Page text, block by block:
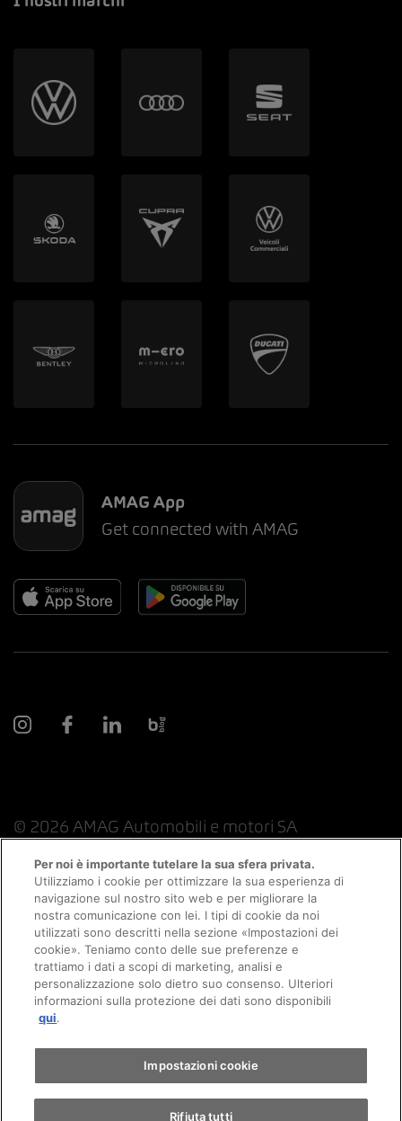
AMAG App
Get connected with AMAG
© 2026 AMAG Automobili e motori SA
Protezione dei dati Indicazioni giuridiche
Consulenza online informazioni legali
Politica sui cookie Colophon
Per noi è importante tutelare la sua sfera privata.
Utilizziamo i cookie per ottimizzare la sua esperienza di
navigazione sul nostro sito web e per migliorare la
nostra comunicazione con lei. I tipi di cookie da noi
utilizzati sono descritti nella sezione «Impostazioni dei
cookie». Teniamo conto delle sue preferenze e
trattiamo i dati a scopi di marketing, analisi e
personalizzazione solo dietro suo consenso. Ulteriori
informazioni sulla protezione dei dati sono disponibili
qui.
Impostazioni cookie
Rifiuta tutti